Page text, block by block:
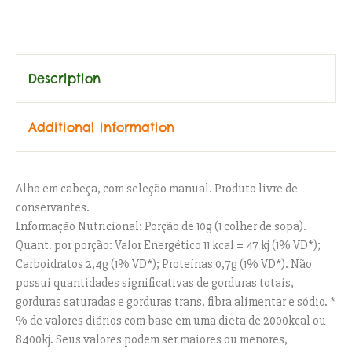
Description
Additional information
Alho em cabeça, com seleção manual. Produto livre de
conservantes.
Informação Nutricional: Porção de 10g (1 colher de sopa).
Quant. por porção: Valor Energético 11 kcal = 47 kj (1% VD*);
Carboidratos 2,4g (1% VD*); Proteínas 0,7g (1% VD*). Não
possui quantidades significativas de gorduras totais,
gorduras saturadas e gorduras trans, fibra alimentar e sódio. *
% de valores diários com base em uma dieta de 2000kcal ou
8400kj. Seus valores podem ser maiores ou menores,